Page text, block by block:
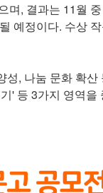
, 결과는 11월
예정이다. 수상
, 나눔 문화 확
' 등 3가지 영역